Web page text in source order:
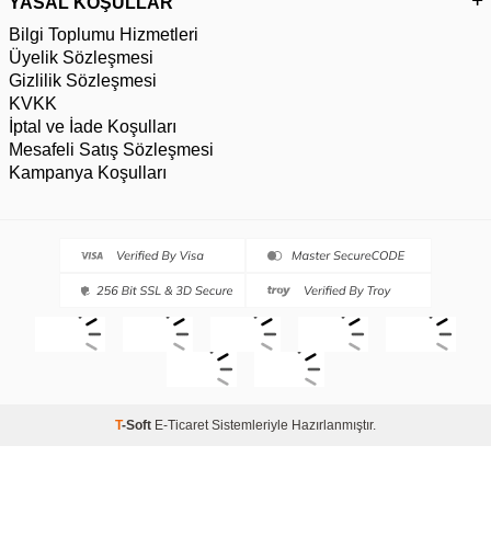
Bilgi Toplumu Hizmetleri
Üyelik Sözleşmesi
Gizlilik Sözleşmesi
KVKK
İptal ve İade Koşulları
Mesafeli Satış Sözleşmesi
Kampanya Koşulları
T-Soft E-Ticaret Sistemleriyle Hazırlanmıştır.